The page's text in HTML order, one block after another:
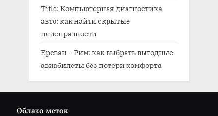
Title: Компьютерная диагностика
авто: как найти скрытые
неисправности
Ереван – Рим: как выбрать выгодные
авиабилеты без потери комфорта
Облако меток